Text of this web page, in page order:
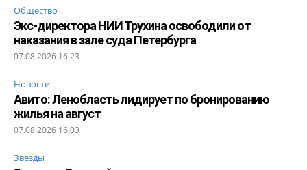
Общество
Экс-директора НИИ Трухина освободили от
наказания в зале суда Петербурга
07.08.2026 16:23
Новости
Авито: Ленобласть лидирует по бронированию
жилья на август
07.08.2026 16:03
Звезды